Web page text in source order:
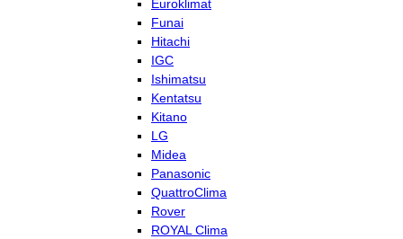
Euroklimat
Funai
Hitachi
IGC
Ishimatsu
Kentatsu
Kitano
LG
Midea
Panasonic
QuattroClima
Rover
ROYAL Clima